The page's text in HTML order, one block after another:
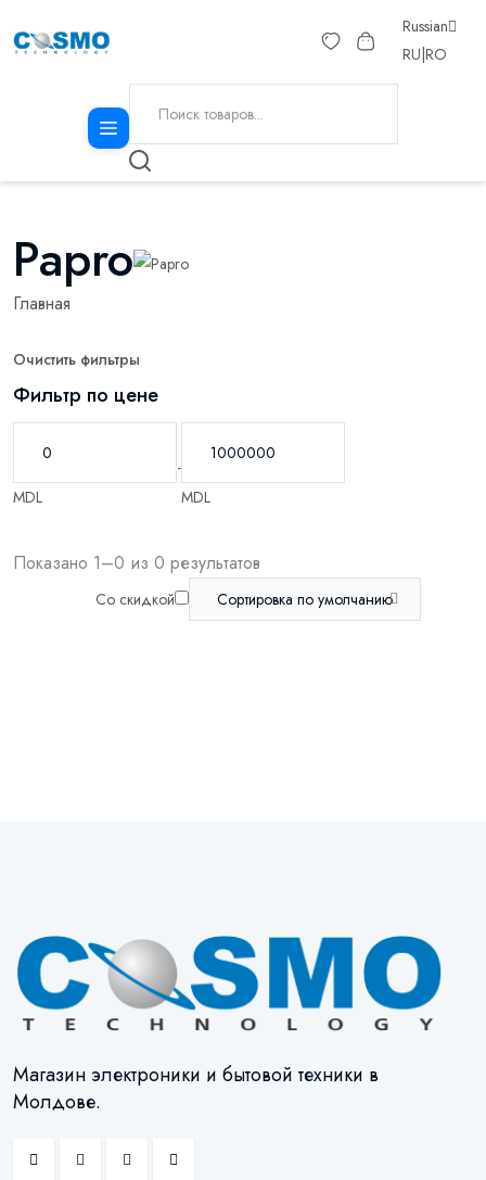
Russian
RU RO
Papro
Главная
Очистить фильтры
Фильтр по цене
MDL
-
MDL
Показано 1–0 из 0 результатов
Со скидкой Сортировка по умолчанию
Магазин электроники и бытовой техники в
Молдове.